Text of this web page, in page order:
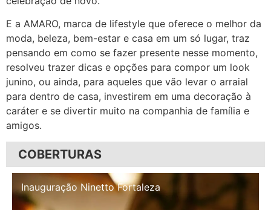
E a AMARO, marca de lifestyle que oferece o melhor da
moda, beleza, bem-estar e casa em um só lugar, traz
pensando em como se fazer presente nesse momento,
resolveu trazer dicas e opções para compor um look
junino, ou ainda, para aqueles que vão levar o arraial
para dentro de casa, investirem em uma decoração à
caráter e se divertir muito na companhia de família e
amigos.
COBERTURAS
Inauguração Illa Café